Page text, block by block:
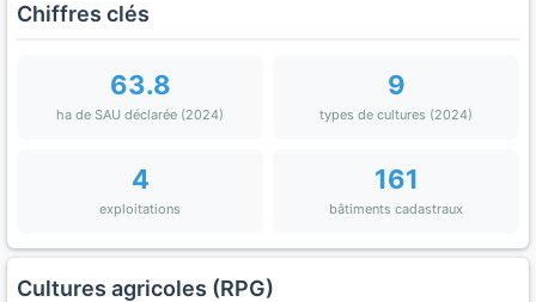
Chiffres clés
63.8
ha de SAU déclarée (2024)
9
types de cultures (2024)
4
exploitations
161
bâtiments cadastraux
Cultures agricoles (RPG)